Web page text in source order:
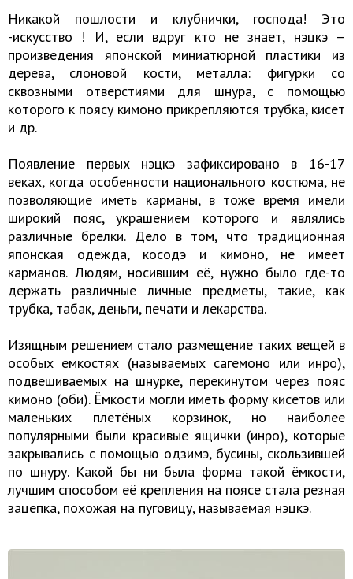
Никакой пошлости и клубнички, господа! Это
-искусство ! И, если вдруг кто не знает, нэцкэ –
произведения японской миниатюрной пластики из
дерева, слоновой кости, металла: фигурки со
сквозными отверстиями для шнура, с помощью
которого к поясу кимоно прикрепляются трубка, кисет
и др.
Появление первых нэцкэ зафиксировано в 16-17
веках, когда особенности национального костюма, не
позволяющие иметь карманы, в тоже время имели
широкий пояс, украшением которого и являлись
различные брелки. Дело в том, что традиционная
японская одежда, косодэ и кимоно, не имеет
карманов. Людям, носившим её, нужно было где-то
держать различные личные предметы, такие, как
трубка, табак, деньги, печати и лекарства.
Изящным решением стало размещение таких вещей в
особых емкостях (называемых сагемоно или инро),
подвешиваемых на шнурке, перекинутом через пояс
кимоно (оби). Ёмкости могли иметь форму кисетов или
маленьких плетёных корзинок, но наиболее
популярными были красивые ящички (инро), которые
закрывались с помощью одзимэ, бусины, скользившей
по шнуру. Какой бы ни была форма такой ёмкости,
лучшим способом её крепления на поясе стала резная
зацепка, похожая на пуговицу, называемая нэцкэ.